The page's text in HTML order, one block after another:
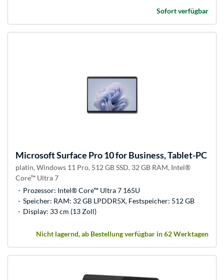
Sofort verfügbar
MicrosoftSurface Pro 10 for Business, Tablet-PC
platin, Windows 11 Pro, 512 GB SSD, 32 GB RAM, Intel®
Core™ Ultra 7
Prozessor: Intel® Core™ Ultra 7 165U
Speicher: RAM: 32 GB LPDDR5X, Festspeicher: 512 GB
Display: 33 cm (13 Zoll)
Nicht lagernd, ab Bestellung verfügbar in 62 Werktagen